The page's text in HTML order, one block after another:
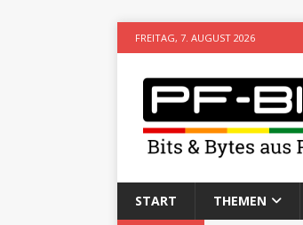
FREITAG, 7. AUGUST 2026
START THEMEN